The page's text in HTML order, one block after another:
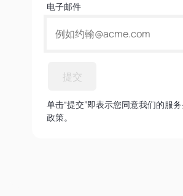
电子邮件
提交
单击“提交”即表示您同意我们的服
政策。